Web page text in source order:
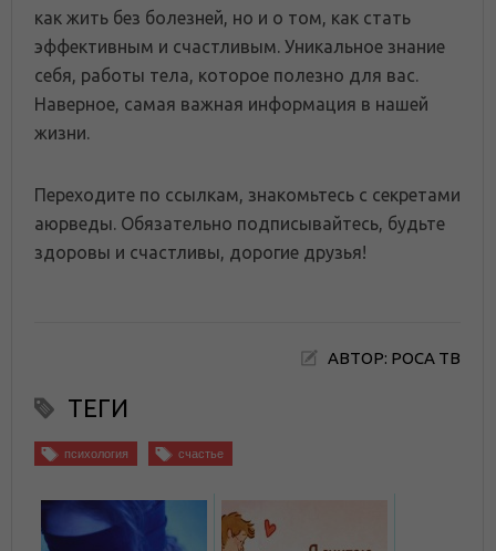
как жить без болезней, но и о том, как стать
эффективным и счастливым. Уникальное знание
себя, работы тела, которое полезно для вас.
Наверное, самая важная информация в нашей
жизни.
Переходите по ссылкам, знакомьтесь с секретами
аюрведы. Обязательно подписывайтесь, будьте
здоровы и счастливы, дорогие друзья!
АВТОР: РОСА ТВ
ТЕГИ
психология счастье